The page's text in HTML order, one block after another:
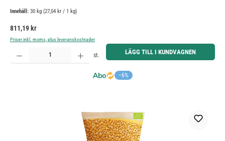
Innehåll: 30 kg (27,04 kr / 1 kg)
Ordinarie pris:
811,19 kr
Priser inkl. moms, plus leveranskostnader
−6%
Produktkvantitet: Ange önskat belopp eller använd knapparna för att öka eller minska kvantiteten.
st. LÄGG TILL I KUNDVAGNEN